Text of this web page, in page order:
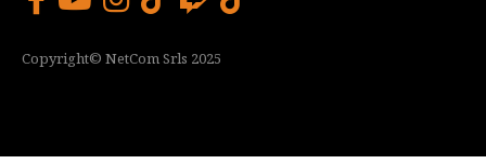
Copyright© NetCom Srls 2025